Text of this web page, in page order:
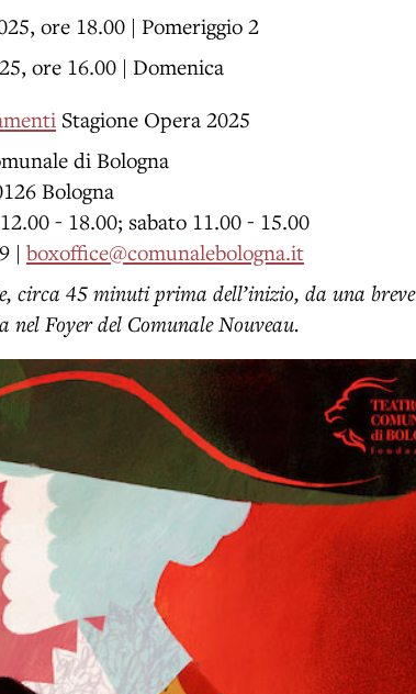
ore 18.00 | Pomeriggio 2
ore 16.00 | Domenica
Stagione Opera 2025
di Bologna
Bologna
- 18.00; sabato 11.00 - 15.00
| boxoffice@comunalebologna.it
circa 45 minuti prima dell’inizio, da una breve
nel Foyer del Comunale Nouveau.